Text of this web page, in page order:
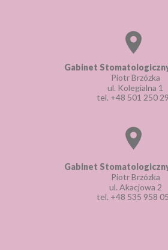
Gabinet
Piotr Brzózka
ul. Akacjowa 2
tel. +48 535 958
Gabinet
Piotr Brzózka
ul. Kolegialna 1
tel. +48 501 250